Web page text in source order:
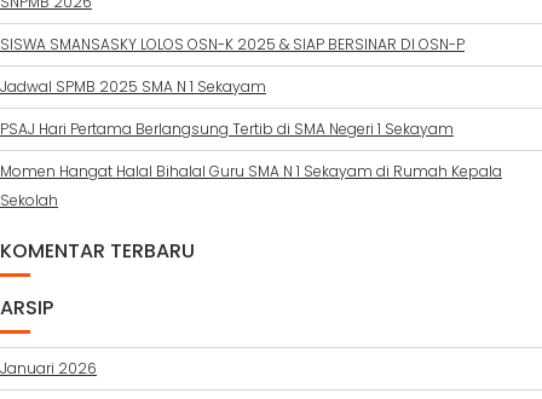
SISWA SMANSASKY LOLOS OSN-K 2025 & SIAP BERSINAR DI OSN-P
Jadwal SPMB 2025 SMA N 1 Sekayam
PSAJ Hari Pertama Berlangsung Tertib di SMA Negeri 1 Sekayam
Momen Hangat Halal Bihalal Guru SMA N 1 Sekayam di Rumah Kepala
Sekolah
KOMENTAR TERBARU
ARSIP
Januari 2026